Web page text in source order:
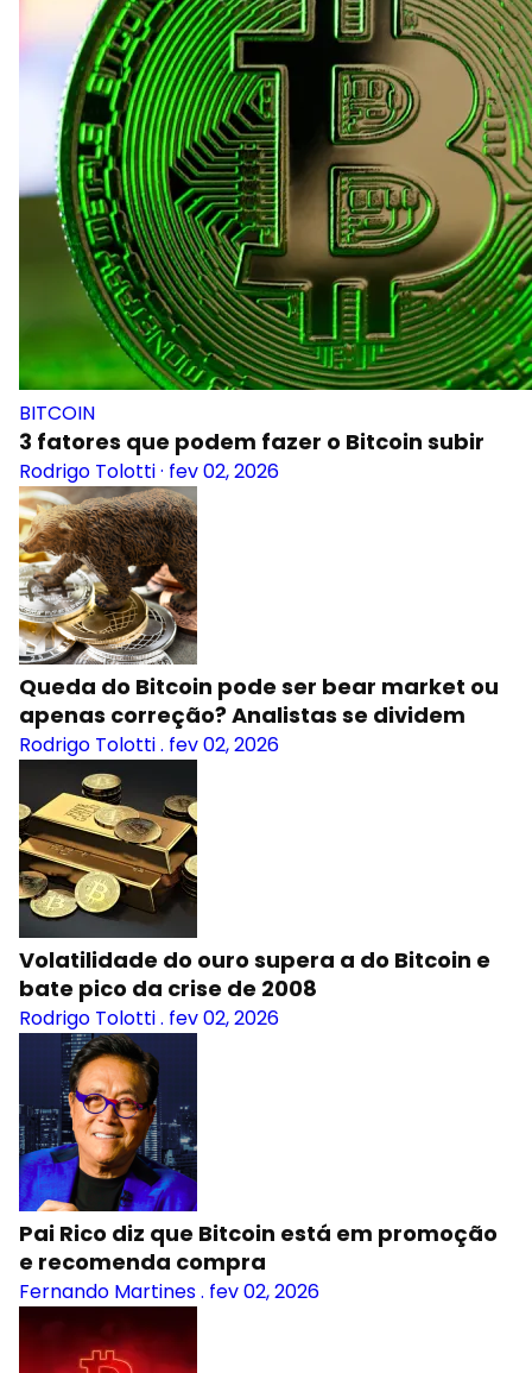
BITCOIN
3 fatores que podem fazer o Bitcoin subir
Rodrigo Tolotti· fev 02, 2026
Queda do Bitcoin pode ser bear market ou
apenas correção? Analistas se dividem
Rodrigo Tolotti. fev 02, 2026
Volatilidade do ouro supera a do Bitcoin e
bate pico da crise de 2008
Rodrigo Tolotti. fev 02, 2026
Pai Rico diz que Bitcoin está em promoção
e recomenda compra
Fernando Martines. fev 02, 2026